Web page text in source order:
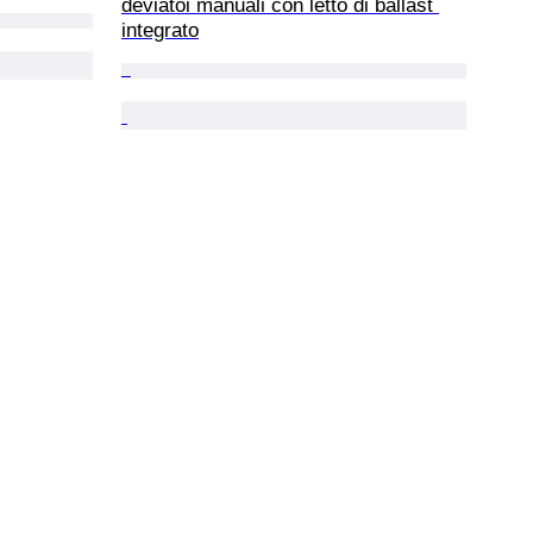
deviatoi manuali con letto di ballast
integrato